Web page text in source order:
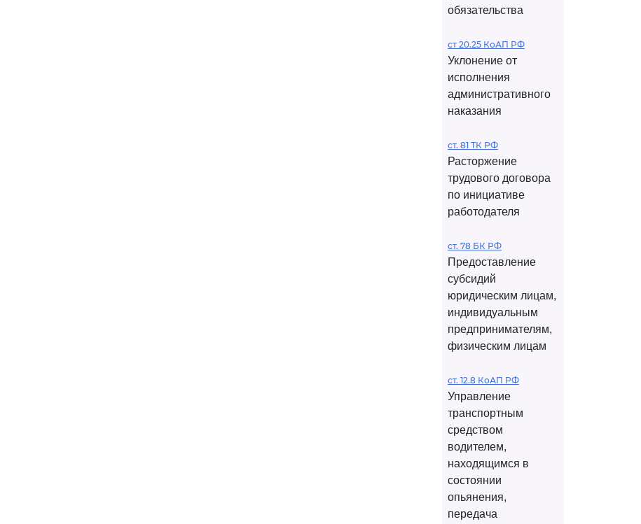
обязательства
ст 20.25 КоАП РФ
Уклонение от
исполнения
административного
наказания
ст. 81 ТК РФ
Расторжение
трудового договора
по инициативе
работодателя
ст. 78 БК РФ
Предоставление
субсидий
юридическим лицам,
индивидуальным
предпринимателям,
физическим лицам
ст. 12.8 КоАП РФ
Управление
транспортным
средством
водителем,
находящимся в
состоянии
опьянения,
передача